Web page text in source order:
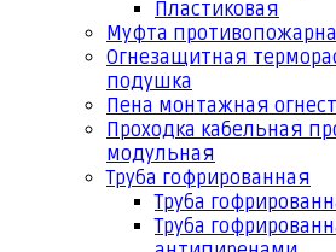
Пластиковая
Муфта
Огнезащитная
подушка
Пена монтажная
Проходка кабельная
модульная
Труба гофрированная
Труба
Труба